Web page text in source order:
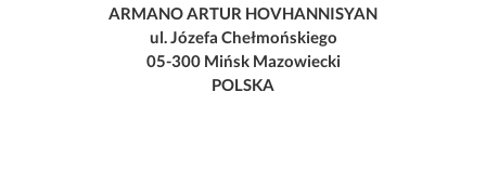
ARMANO ARTUR HOVHANNISYAN
ul. Józefa Chełmońskiego
05-300 Mińsk Mazowiecki
POLSKA